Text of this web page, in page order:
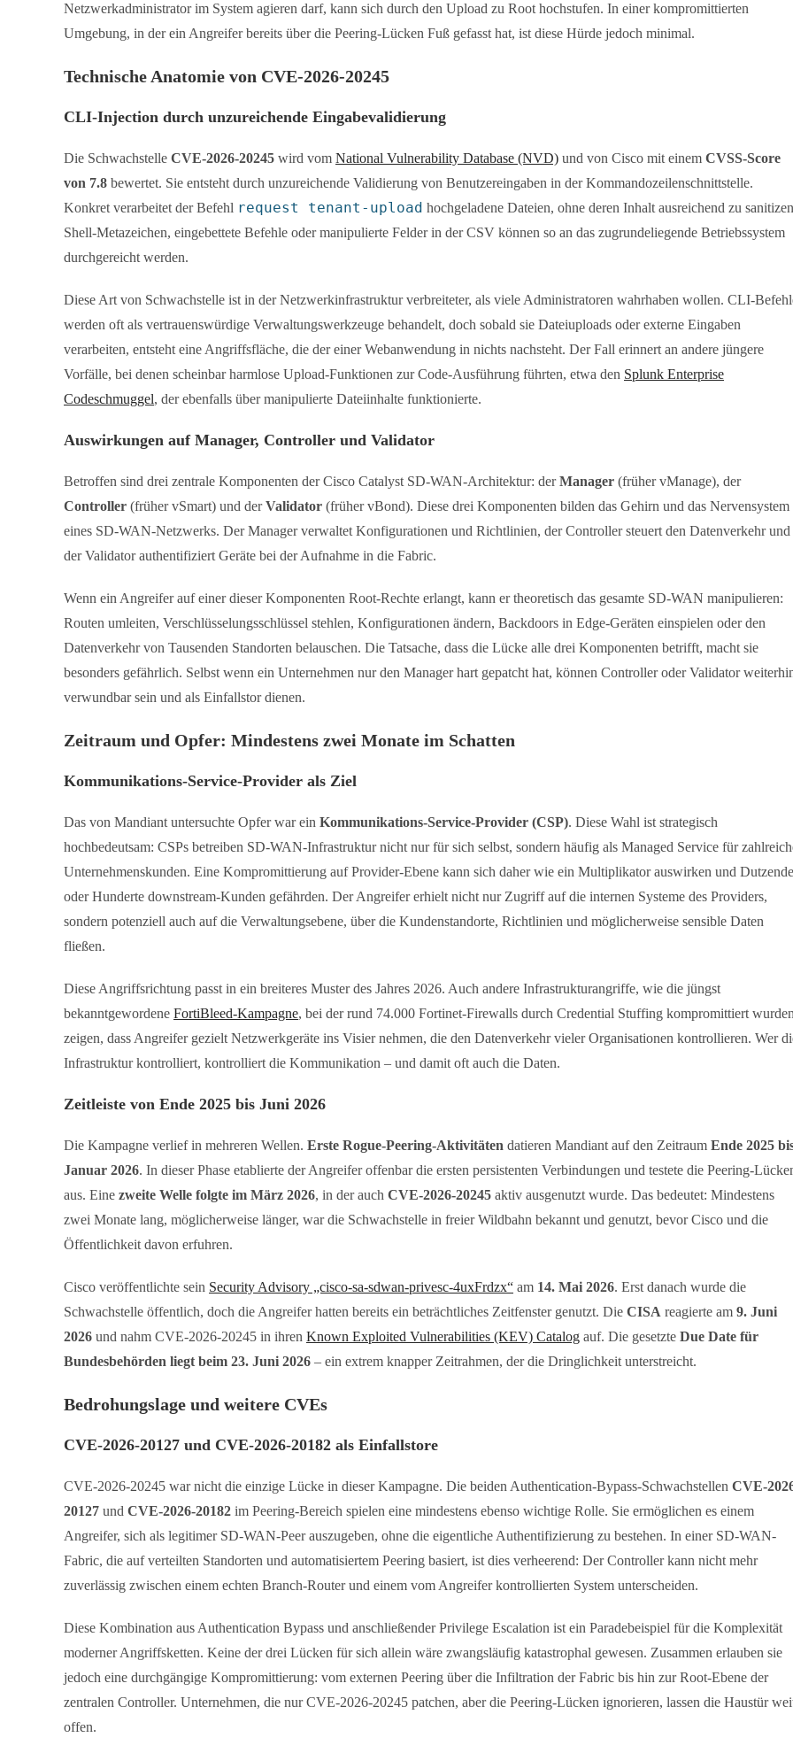
Netzwerkadministrator im System agieren darf, kann sich durch den Upload zu Root hochstufen. In einer kompromittierten
Umgebung, in der ein Angreifer bereits über die Peering-Lücken Fuß gefasst hat, ist diese Hürde jedoch minimal.
Technische Anatomie von CVE-2026-20245
CLI-Injection durch unzureichende Eingabevalidierung
Die Schwachstelle CVE-2026-20245 wird vom National Vulnerability Database (NVD) und von Cisco mit einem CVSS-Score
von 7.8 bewertet. Sie entsteht durch unzureichende Validierung von Benutzereingaben in der Kommandozeilenschnittstelle.
Konkret verarbeitet der Befehl request tenant-upload hochgeladene Dateien, ohne deren Inhalt ausreichend zu
Shell-Metazeichen, eingebettete Befehle oder manipulierte Felder in der CSV können so an das zugrundeliegende Betriebssystem
durchgereicht werden.
Diese Art von Schwachstelle ist in der Netzwerkinfrastruktur verbreiteter, als viele Administratoren wahrhaben wollen. CLI-
werden oft als vertrauenswürdige Verwaltungswerkzeuge behandelt, doch sobald sie Dateiuploads oder externe Eingaben
verarbeiten, entsteht eine Angriffsfläche, die der einer Webanwendung in nichts nachsteht. Der Fall erinnert an andere jüngere
Vorfälle, bei denen scheinbar harmlose Upload-Funktionen zur Code-Ausführung führten, etwa den Splunk Enterprise
Codeschmuggel, der ebenfalls über manipulierte Dateiinhalte funktionierte.
Auswirkungen auf Manager, Controller und Validator
Betroffen sind drei zentrale Komponenten der Cisco Catalyst SD-WAN-Architektur: derManager (früher vManage), der
Controller (früher vSmart) und derValidator (früher vBond). Diese drei Komponenten bilden das Gehirn und das Nervensystem
eines SD-WAN-Netzwerks. Der Manager verwaltet Konfigurationen und Richtlinien, der Controller steuert den Datenverkehr und
der Validator authentifiziert Geräte bei der Aufnahme in die Fabric.
Wenn ein Angreifer auf einer dieser Komponenten Root-Rechte erlangt, kann er theoretisch das gesamte SD-WAN manipulieren:
Routen umleiten, Verschlüsselungsschlüssel stehlen, Konfigurationen ändern, Backdoors in Edge-Geräten einspielen oder den
Datenverkehr von Tausenden Standorten belauschen. Die Tatsache, dass die Lücke alle drei Komponenten betrifft, macht sie
besonders gefährlich. Selbst wenn ein Unternehmen nur den Manager hart gepatcht hat, können Controller oder Validator
verwundbar sein und als Einfallstor dienen.
Zeitraum und Opfer: Mindestens zwei Monate im Schatten
Kommunikations-Service-Provider als Ziel
Das von Mandiant untersuchte Opfer war ein Kommunikations-Service-Provider (CSP). Diese Wahl ist strategisch
hochbedeutsam: CSPs betreiben SD-WAN-Infrastruktur nicht nur für sich selbst, sondern häufig als Managed Service für
Unternehmenskunden. Eine Kompromittierung auf Provider-Ebene kann sich daher wie ein Multiplikator auswirken und Dutzende
oder Hunderte downstream-Kunden gefährden. Der Angreifer erhielt nicht nur Zugriff auf die internen Systeme des Providers,
sondern potenziell auch auf die Verwaltungsebene, über die Kundenstandorte, Richtlinien und möglicherweise sensible Daten
fließen.
Diese Angriffsrichtung passt in ein breiteres Muster des Jahres 2026. Auch andere Infrastrukturangriffe, wie die jüngst
bekanntgewordene FortiBleed-Kampagne, bei der rund 74.000 Fortinet-Firewalls durch Credential Stuffing kompromittiert
zeigen, dass Angreifer gezielt Netzwerkgeräte ins Visier nehmen, die den Datenverkehr vieler Organisationen kontrollieren. Wer
Infrastruktur kontrolliert, kontrolliert die Kommunikation – und damit oft auch die Daten.
Zeitleiste von Ende 2025 bis Juni 2026
Die Kampagne verlief in mehreren Wellen. Erste Rogue-Peering-Aktivitäten datieren Mandiant auf den Zeitraum Ende 2025
Januar 2026. In dieser Phase etablierte der Angreifer offenbar die ersten persistenten Verbindungen und testete die Peering-
aus. Eine zweite Welle folgte im März 2026, in der auch CVE-2026-20245 aktiv ausgenutzt wurde. Das bedeutet: Mindestens
zwei Monate lang, möglicherweise länger, war die Schwachstelle in freier Wildbahn bekannt und genutzt, bevor Cisco und die
Öffentlichkeit davon erfuhren.
Cisco veröffentlichte sein Security Advisory „cisco-sa-sdwan-privesc-4uxFrdzx“ am 14. Mai 2026. Erst danach wurde die
Schwachstelle öffentlich, doch die Angreifer hatten bereits ein beträchtliches Zeitfenster genutzt. Die CISA reagierte am 9. Juni
2026 und nahm CVE-2026-20245 in ihren Known Exploited Vulnerabilities (KEV) Catalog auf. Die gesetzte Due Date für
Bundesbehörden liegt beim 23. Juni 2026 – ein extrem knapper Zeitrahmen, der die Dringlichkeit unterstreicht.
Bedrohungslage und weitere CVEs
CVE-2026-20127 und CVE-2026-20182 als Einfallstore
CVE-2026-20245 war nicht die einzige Lücke in dieser Kampagne. Die beiden Authentication-Bypass-Schwachstellen CVE-
20127 und CVE-2026-20182 im Peering-Bereich spielen eine mindestens ebenso wichtige Rolle. Sie ermöglichen es einem
Angreifer, sich als legitimer SD-WAN-Peer auszugeben, ohne die eigentliche Authentifizierung zu bestehen. In einer SD-WAN-
Fabric, die auf verteilten Standorten und automatisiertem Peering basiert, ist dies verheerend: Der Controller kann nicht mehr
zuverlässig zwischen einem echten Branch-Router und einem vom Angreifer kontrollierten System unterscheiden.
Diese Kombination aus Authentication Bypass und anschließender Privilege Escalation ist ein Paradebeispiel für die Komplexität
moderner Angriffsketten. Keine der drei Lücken für sich allein wäre zwangsläufig katastrophal gewesen. Zusammen erlauben sie
jedoch eine durchgängige Kompromittierung: vom externen Peering über die Infiltration der Fabric bis hin zur Root-Ebene der
zentralen Controller. Unternehmen, die nur CVE-2026-20245 patchen, aber die Peering-Lücken ignorieren, lassen die Haustür
offen.